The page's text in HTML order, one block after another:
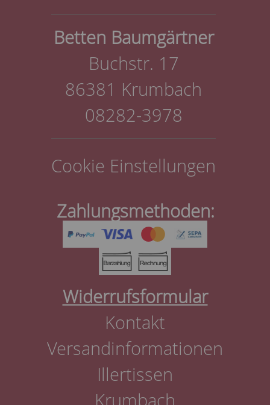
Betten Baumgärtner
Buchstr. 17
86381 Krumbach
08282-3978
Cookie Einstellungen
Zahlungsmethoden:
Widerrufsformular
Kontakt
Versandinformationen
Illertissen
Krumbach